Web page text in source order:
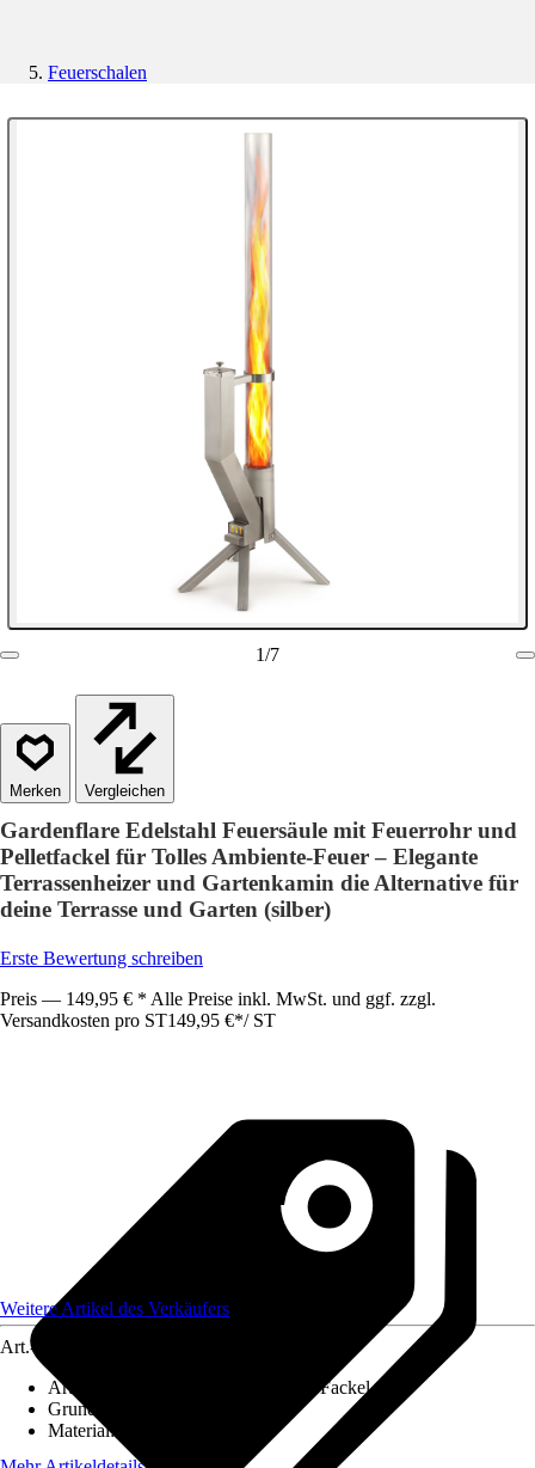
Feuerschalen
1/7
Vergleichen
Gardenflare Edelstahl Feuersäule mit Feuerrohr und
Pelletfackel für Tolles Ambiente-Feuer – Elegante
Terrassenheizer und Gartenkamin die Alternative für
deine Terrasse und Garten (silber)
Erste Bewertung schreiben
Preis — 149,95 € * Alle Preise inkl. MwSt. und ggf. zzgl.
Versandkosten pro ST149,95 €*/ ST
Weitere Artikel des Verkäufers
Art.-Nr.
Artikeltyp
Feuerkorb, Feuerschale, Fackel
Grundfarbe
Material: